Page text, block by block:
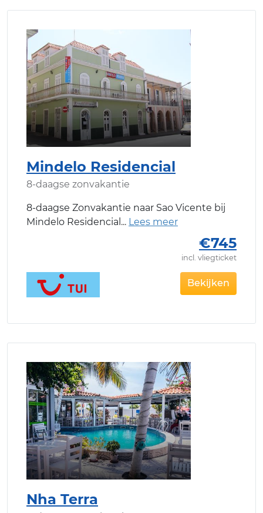
Mindelo Residencial
8-daagse zonvakantie
8-daagse Zonvakantie naar Sao Vicente bij
Mindelo Residencial
€745
incl. vliegticket
Bekijken
Nha Terra